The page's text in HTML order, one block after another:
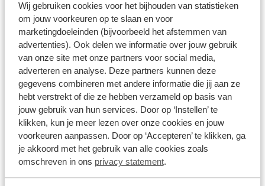
Wij gebruiken cookies voor het bijhouden van statistieken
om jouw voorkeuren op te slaan en voor
marketingdoeleinden (bijvoorbeeld het afstemmen van
advertenties). Ook delen we informatie over jouw gebruik
van onze site met onze partners voor social media,
adverteren en analyse. Deze partners kunnen deze
gegevens combineren met andere informatie die jij aan ze
hebt verstrekt of die ze hebben verzameld op basis van
jouw gebruik van hun services. Door op ‘Instellen’ te
klikken, kun je meer lezen over onze cookies en jouw
voorkeuren aanpassen. Door op ‘Accepteren’ te klikken, ga
je akkoord met het gebruik van alle cookies zoals
omschreven in ons privacy statement.
karakter. En met Private Lease bij Broekhuis geniet
u van al die voordelen, zonder gedoe.
Onbezorgd auto rijden met privé
lease in een Fiat 500e
Bent u benieuwd of de Fiat 500e bij u past? Bij
Broekhuis stelt u eenvoudig uw eigen leasepakket
samen. U kiest het aantal kilometers, de looptijd
van het contract en de uitvoering die aansluit bij
uw wensen. Wilt u een andere kleur, extra opties of
ons Broekhuis Zeker Pakket? Geen probleem – wij
denken graag met u mee.